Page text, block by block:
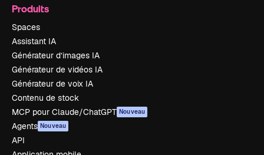
Produits
Spaces
Assistant IA
Générateur d’images IA
Générateur de vidéos IA
Générateur de voix IA
Contenu de stock
MCP pour Claude/ChatGPT Nouveau
Agents Nouveau
API